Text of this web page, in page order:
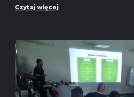
Czytaj więcej